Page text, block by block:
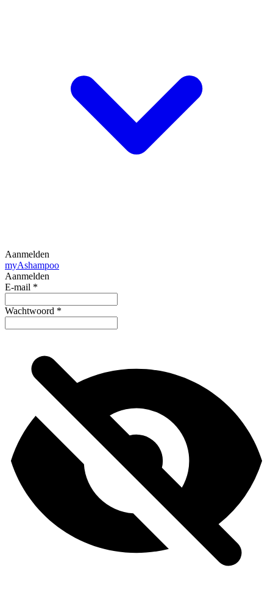
Aanmelden
myAshampoo
Aanmelden
E-mail *
Wachtwoord *